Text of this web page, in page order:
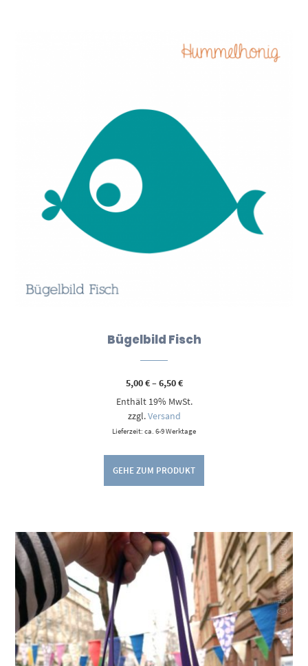
Bügelbild Fisch
5,00€–6,50€Preisspanne:
bis
Enthält 19% MwSt.
zzgl.Versand
Lieferzeit: ca. 6-9 Werktage
GEHE ZUM PRODUKT